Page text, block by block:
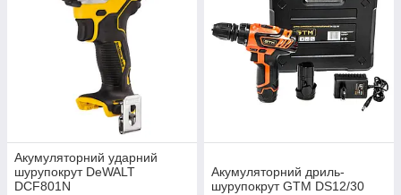
Акумуляторний ударний
шурупокрут DeWALT
DCF801N
Акумуляторний дриль-
шурупокрут GTM DS12/30